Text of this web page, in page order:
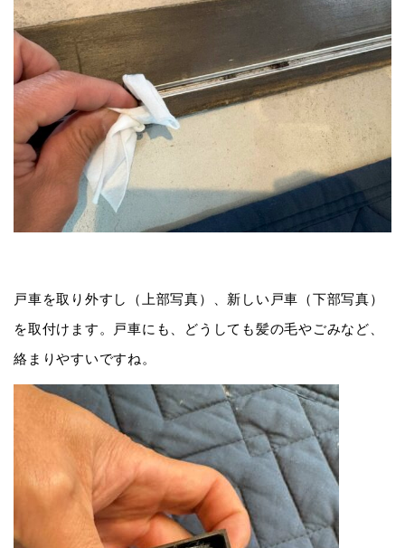
戸車を取り外すし（上部写真）、新しい戸車（下部写真）
を取付けます。戸車にも、どうしても髪の毛やごみなど、
絡まりやすいですね。